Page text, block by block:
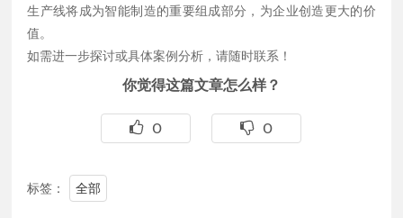
生产线将成为智能制造的重要组成部分，为企业创造更大的价
值。
如需进一步探讨或具体案例分析，请随时联系！
你觉得这篇文章怎么样？
0 0
标签： 全部